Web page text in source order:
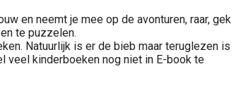
en neemt je mee op de avonturen, raar, gek
te puzzelen.
Natuurlijk is er de bieb maar teruglezen is
veel kinderboeken nog niet in E-book te